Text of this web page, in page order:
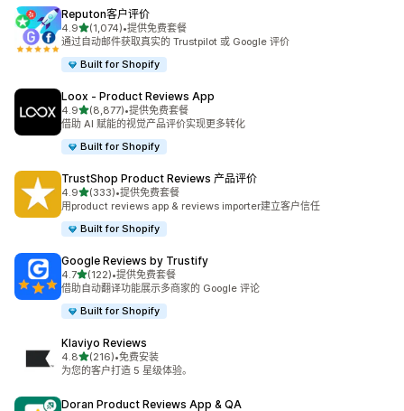
Reputon客户评价
4.9星（满分 5 星）
(1,074)
总共 1074 条评论
•提供免费套餐
通过自动邮件获取真实的 Trustpilot 或 Google 评价
Built for Shopify
Loox ‑ Product Reviews App
4.9星（满分 5 星）
(8,877)
总共 8877 条评论
•提供免费套餐
借助 AI 赋能的视觉产品评价实现更多转化
Built for Shopify
TrustShop Product Reviews 产品评价
4.9星（满分 5 星）
(333)
总共 333 条评论
•提供免费套餐
用product reviews app & reviews importer建立客户信任
Built for Shopify
Google Reviews by Trustify
4.7星（满分 5 星）
(122)
总共 122 条评论
•提供免费套餐
借助自动翻译功能展示多商家的 Google 评论
Built for Shopify
Klaviyo Reviews
4.8星（满分 5 星）
(216)
总共 216 条评论
•免费安装
为您的客户打造 5 星级体验。
Doran Product Reviews App & QA